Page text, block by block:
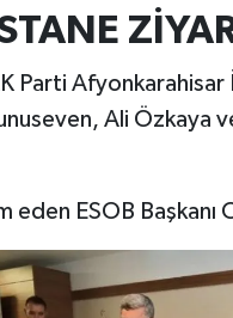
Afyonkarahisar İl
Ali Özkaya
ESOB Başkanı